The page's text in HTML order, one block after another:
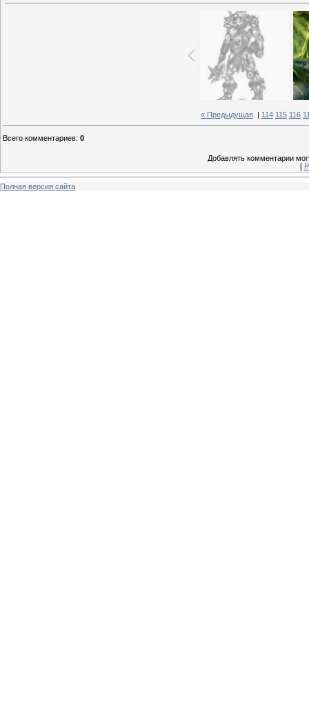
« Предыдущая 114 115 116
Всего комментариев: 0
Добавлять комментарии
[
Полная версия сайта